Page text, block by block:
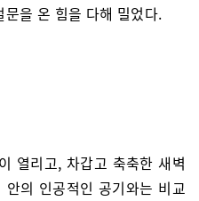
을 온 힘을 다해 밀었다.
열리고, 차갑고 축축한 새벽
의 인공적인 공기와는 비교